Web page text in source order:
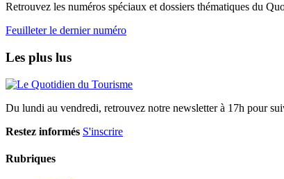
Retrouvez les numéros spéciaux et dossiers thématiques du
Feuilleter le dernier numéro
Les plus lus
Du lundi au vendredi, retrouvez notre newsletter à 17h pour
Restez informés S'inscrire
Rubriques